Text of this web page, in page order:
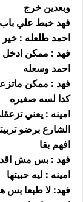
وبعدين خرج
فهد خبط علي باب
احمد طلعله : خير
فهد : ممكن ادخل
احمد وسعله
فهد : ممكن
كدا لسه صغيره
امينه : يعني
الشارع برضو
افهم بقا
فهد : بس مش اقدر
امينه : ليه حبيتها
فهد: لا طبعا بس